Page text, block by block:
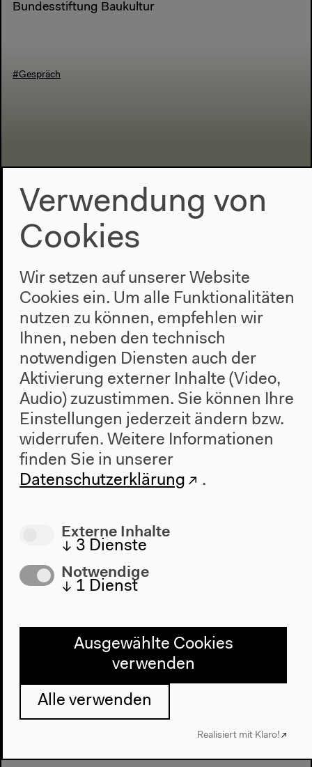
Bundesstiftung Baukultur
#Gespräch
Mehr zu den Teilnehmer*innen und zur Reihe:
ancb.de
Vorherige Veranstaltung
Students’ Day
Verwendung von
Cookies
Wir setzen auf unserer Website
Cookies ein. Um alle Funktionalitäten
nutzen zu können, empfehlen wir
Ihnen, neben den technisch
notwendigen Diensten auch der
Aktivierung externer Inhalte (Video,
Audio) zuzustimmen. Sie können Ihre
Einstellungen jederzeit ändern bzw.
widerrufen. Weitere Informationen
finden Sie in unserer
Datenschutzerklärung
.
Externe Inhalte
↓ 3 Dienste
Notwendige
↓ 1 Dienst
Ausgewählte Cookies
verwenden
Alle verwenden
Realisiert mit Klaro!